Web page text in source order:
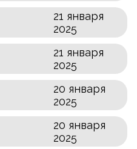
21 января
2025
21 января
2025
20 января
2025
20 января
2025